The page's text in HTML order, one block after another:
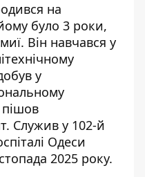
на
було 3 роки,
Він навчався у
у
пішов
Служив у 102-й
Одеси
2025 року.